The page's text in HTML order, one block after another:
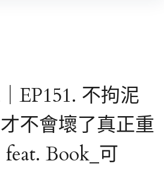
EP151. 不拘泥
不會壞了真正重
Book_可